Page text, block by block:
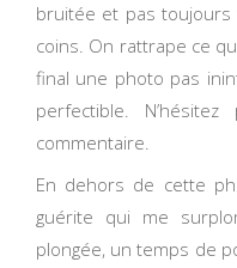
bruitée et pas
coins. On rattrape ce
final une photo pas
perfectible.
commentaire.
En dehors de cette
guérite qui me
plongée, un temps de